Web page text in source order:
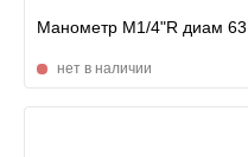
Манометр М1/4"R диам
нет в наличии